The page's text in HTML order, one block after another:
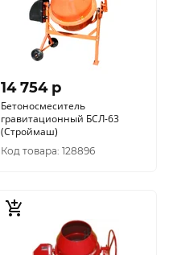
14 754 p
Бетоносмеситель
гравитационный БСЛ-63
(Строймаш)
Код товара: 128896